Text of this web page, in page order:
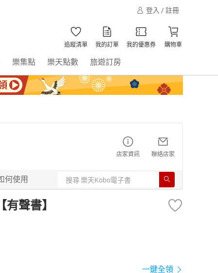
登入 / 註冊
追蹤清單 我的訂單 我的優惠券 購物車
樂集點 樂天點數 旅遊訂房
店家資訊 聯絡店家
何使用
聲書】
一鍵全領